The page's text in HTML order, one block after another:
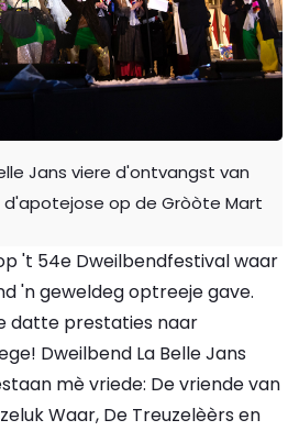
Jans viere d'ontvangst van
d'apotejose op de Gròòte Mart
't 54e Dweilbendfestival waar
'n geweldeg optreeje gave.
datte prestaties naar
Dweilbend La Belle Jans
mè vriede: De vriende van
Waar, De Treuzelèèrs en